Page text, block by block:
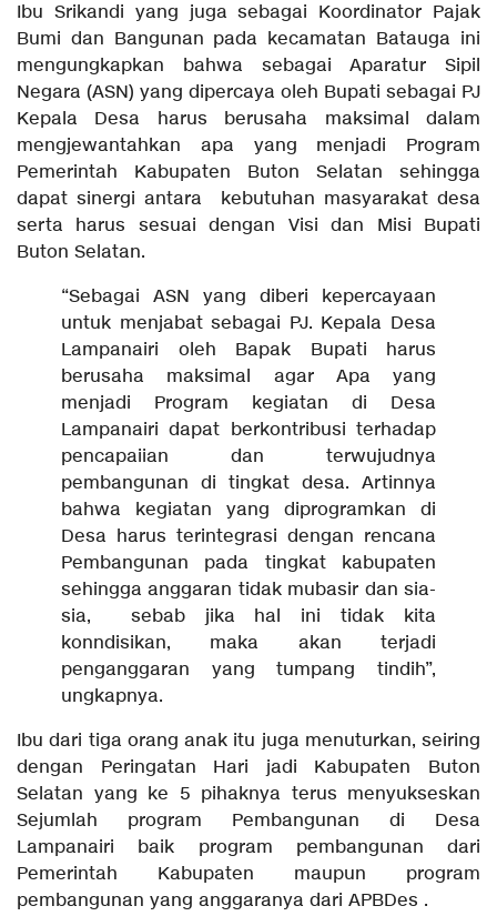
Ibu Srikandi yang juga sebagai Koordinator Pajak
Bumi dan Bangunan pada kecamatan Batauga ini
mengungkapkan bahwa sebagai Aparatur Sipil
Negara (ASN) yang dipercaya oleh Bupati sebagai PJ
Kepala Desa harus berusaha maksimal dalam
mengjewantahkan apa yang menjadi Program
Pemerintah Kabupaten Buton Selatan sehingga
dapat sinergi antara kebutuhan masyarakat desa
serta harus sesuai dengan Visi dan Misi Bupati
Buton Selatan.
“Sebagai ASN yang diberi kepercayaan
untuk menjabat sebagai PJ. Kepala Desa
Lampanairi oleh Bapak Bupati harus
berusaha maksimal agar Apa yang
menjadi Program kegiatan di Desa
Lampanairi dapat berkontribusi terhadap
pencapaiian dan terwujudnya
pembangunan di tingkat desa. Artinnya
bahwa kegiatan yang diprogramkan di
Desa harus terintegrasi dengan rencana
Pembangunan pada tingkat kabupaten
sehingga anggaran tidak mubasir dan sia-
sia, sebab jika hal ini tidak kita
konndisikan, maka akan terjadi
penganggaran yang tumpang tindih”,
ungkapnya.
Ibu dari tiga orang anak itu juga menuturkan, seiring
dengan Peringatan Hari jadi Kabupaten Buton
Selatan yang ke 5 pihaknya terus menyukseskan
Sejumlah program Pembangunan di Desa
Lampanairi baik program pembangunan dari
Pemerintah Kabupaten maupun program
pembangunan yang anggaranya dari APBDes .